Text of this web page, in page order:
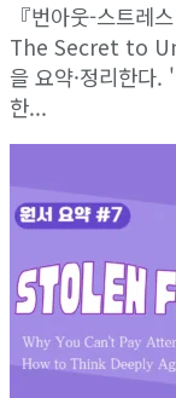
『번아웃-스트레
The Secret to
을 요약·정리한다
한...